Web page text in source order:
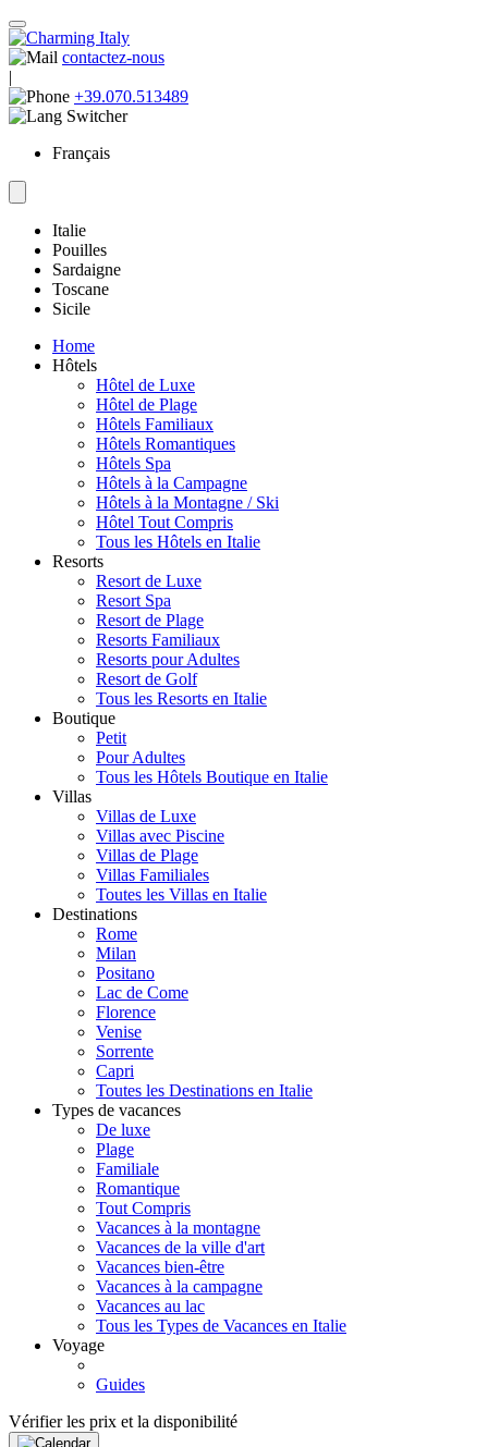
contactez-nous
|
+39.070.513489
Français
Italie
Pouilles
Sardaigne
Toscane
Sicile
Home
Hôtels
Hôtel de Luxe
Hôtel de Plage
Hôtels Familiaux
Hôtels Romantiques
Hôtels Spa
Hôtels à la Campagne
Hôtels à la Montagne / Ski
Hôtel Tout Compris
Tous les Hôtels en Italie
Resorts
Resort de Luxe
Resort Spa
Resort de Plage
Resorts Familiaux
Resorts pour Adultes
Resort de Golf
Tous les Resorts en Italie
Boutique
Petit
Pour Adultes
Tous les Hôtels Boutique en Italie
Villas
Villas de Luxe
Villas avec Piscine
Villas de Plage
Villas Familiales
Toutes les Villas en Italie
Destinations
Rome
Milan
Positano
Lac de Come
Florence
Venise
Sorrente
Capri
Toutes les Destinations en Italie
Types de vacances
De luxe
Plage
Familiale
Romantique
Tout Compris
Vacances à la montagne
Vacances de la ville d'art
Vacances bien-être
Vacances à la campagne
Vacances au lac
Tous les Types de Vacances en Italie
Voyage
Guides
Vérifier les prix et la disponibilité